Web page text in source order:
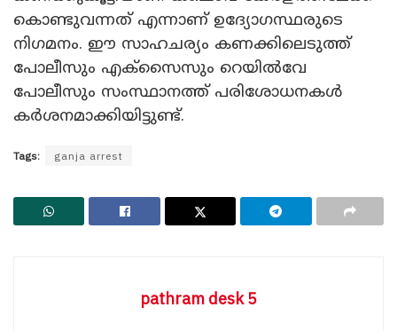
കൊണ്ടുവന്നത് എന്നാണ് ഉദ്യോഗസ്ഥരുടെ
നിഗമനം. ഈ സാഹചര്യം കണക്കിലെടുത്ത്
പോലീസും എക്‌സൈസും റെയിൽവേ
പോലീസും സംസ്ഥാനത്ത് പരിശോധനകൾ
കർശനമാക്കിയിട്ടുണ്ട്.
Tags: ganja arrest
pathram desk 5